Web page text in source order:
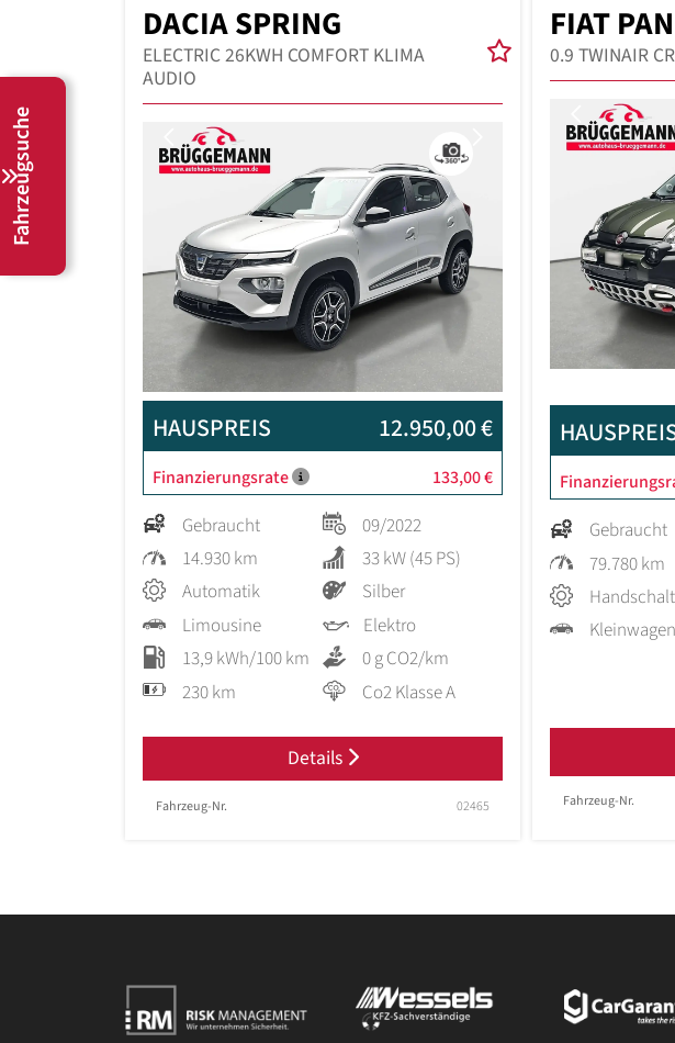
DACIA SPRING
ELECTRIC 26KWH COMFORT KLIMA
AUDIO
Previous
HAUSPREIS 12.950,00 €
Finanzierungsrate 133,00 €
Gebraucht
09/2022
14.930 km
33 kW (45 PS)
Automatik
Silber
Limousine
Elektro
13,9 kWh/100 km
0 g CO2/km
230 km
Co2 Klasse A
Details
Fahrzeug-Nr. 02465
FIAT
0.9 TWINAIR
Previous
Gebraucht
79.780 km
Kleinwagen
Fahrzeug-Nr.
Fahrzeugsuche